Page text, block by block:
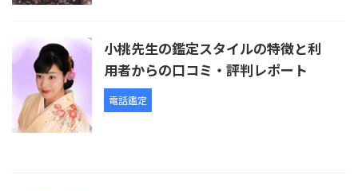
小桃先生の鑑定スタイルの特徴と利
用者からの口コミ・評判レポート
電話鑑定